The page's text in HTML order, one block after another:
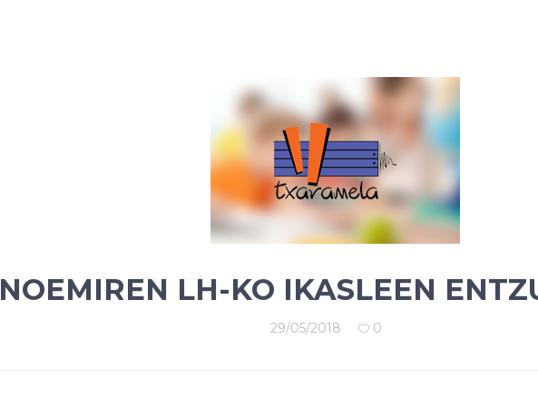
NOEMIREN LH-KO IKASLEEN
29/05/2018 0